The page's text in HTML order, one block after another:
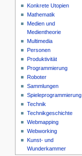
Konkrete Utopien
Mathematik
Medien und
Medientheorie
Multimedia
Personen
Produktivität
Programmierung
Roboter
Sammlungen
Spieleprogrammierung
Technik
Technikgeschichte
Webmapping
Webworking
Kunst- und
Wunderkammer